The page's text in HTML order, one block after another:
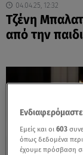
04.04.25, 12:32
Τζένη
από την
Εμείς και οι603
όπως δεδομένα
έχουμε πρόσβαση